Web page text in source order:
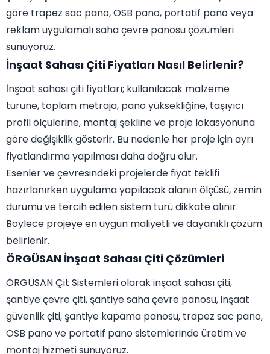
göre trapez sac pano, OSB pano, portatif pano veya
reklam uygulamalı saha çevre panosu çözümleri
sunuyoruz.
İnşaat Sahası Çiti Fiyatları Nasıl Belirlenir?
İnşaat sahası çiti fiyatları; kullanılacak malzeme
türüne, toplam metraja, pano yüksekliğine, taşıyıcı
profil ölçülerine, montaj şekline ve proje lokasyonuna
göre değişiklik gösterir. Bu nedenle her proje için ayrı
fiyatlandırma yapılması daha doğru olur.
Esenler ve çevresindeki projelerde fiyat teklifi
hazırlanırken uygulama yapılacak alanın ölçüsü, zemin
durumu ve tercih edilen sistem türü dikkate alınır.
Böylece projeye en uygun maliyetli ve dayanıklı çözüm
belirlenir.
ÖRGÜSAN İnşaat Sahası Çiti Çözümleri
ÖRGÜSAN Çit Sistemleri olarak inşaat sahası çiti,
şantiye çevre çiti, şantiye saha çevre panosu, inşaat
güvenlik çiti, şantiye kapama panosu, trapez sac pano,
OSB pano ve portatif pano sistemlerinde üretim ve
montaj hizmeti sunuyoruz.